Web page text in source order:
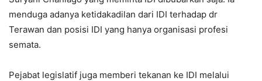
menduga adanya ketidakadilan dari IDI terhadap dr
Terawan dan posisi IDI yang hanya organisasi profesi
semata.
Pejabat legislatif juga memberi tekanan ke IDI melalui